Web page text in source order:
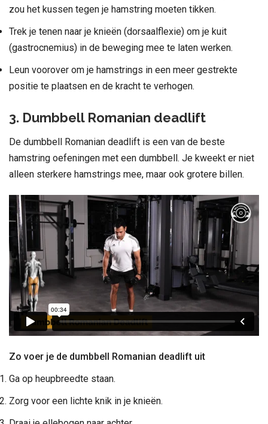
zou het kussen tegen je hamstring moeten tikken.
Trek je tenen naar je knieën (dorsaalflexie) om je kuit
(gastrocnemius) in de beweging mee te laten werken.
Leun voorover om je hamstrings in een meer gestrekte
positie te plaatsen en de kracht te verhogen.
3. Dumbbell Romanian deadlift
De dumbbell Romanian deadlift is een van de beste
hamstring oefeningen met een dumbbell. Je kweekt er niet
alleen sterkere hamstrings mee, maar ook grotere billen.
Zo voer je de dumbbell Romanian deadlift uit
Ga op heupbreedte staan.
Zorg voor een lichte knik in je knieën.